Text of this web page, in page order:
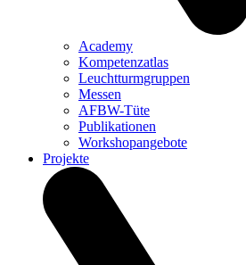
Academy
Kompetenzatlas
Leuchtturm­gruppen
Messen
AFBW-Tüte
Publikationen
Workshopangebote
Projekte